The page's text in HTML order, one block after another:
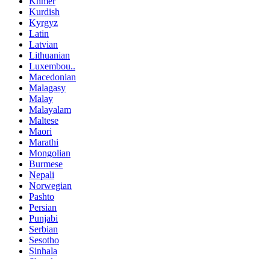
Kurdish
Kyrgyz
Latin
Latvian
Lithuanian
Luxembou..
Macedonian
Malagasy
Malay
Malayalam
Maltese
Maori
Marathi
Mongolian
Burmese
Nepali
Norwegian
Pashto
Persian
Punjabi
Serbian
Sesotho
Sinhala